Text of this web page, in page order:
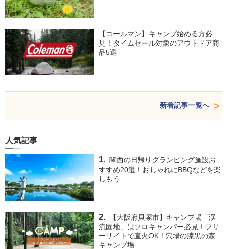
【コールマン】キャンプ始める方必
見！タイムセール対象のアウトドア商
品5選
新着記事一覧へ
人気記事
関西の日帰りグランピング施設お
すすめ20選！おしゃれにBBQなどを楽
しもう
【大阪府貝塚市】キャンプ場「渓
流園地」はソロキャンパー必見！フリ
ーサイトで直火OK！穴場の漆黒の森
キャンプ場